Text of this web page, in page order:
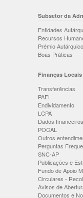
Subsetor da
Entidades
Recursos
Prémio Autárquico
Boas Práticas
Finanças Locais
Transferências
PAEL
Endividamento
LCPA
Dados financeiros
POCAL
Outros
Perguntas
SNC-AP
Publicações e
Fundo de Apoio
Circulares -
Avisos de
Documentos e